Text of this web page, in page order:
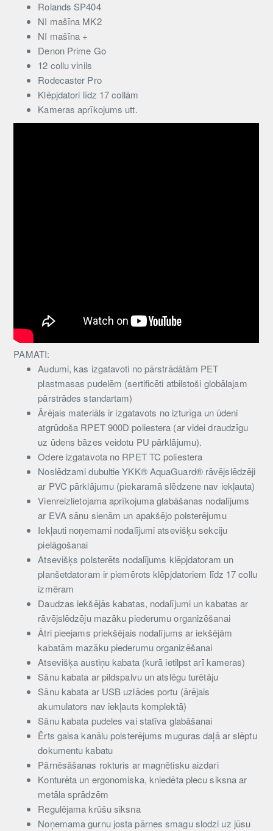
Rolands SP404
NI mašīna MK2
NI mašīna +
Denon Prime Go
12 collu vinils
Rodecaster Pro
Klēpjdatori līdz 17 collām
Kameras aprīkojums utt.
PAMATI:
Audumi, kas izgatavoti no pārstrādātām PET
plastmasas pudelēm (sertificēti atbilstoši globālajam
pārstrādes standartam)
Ārējais materiāls ir izgatavots no izturīga un ūdeni
atgrūdoša RPET 900D poliestera (ar videi draudzīgu
uz ūdens bāzes veidotu PU pārklājumu).
Odere izgatavota no RPET TC poliestera
Noslēdzami dubultie YKK® AquaGuard® rāvējslēdzēji
ar PVC pārklājumu (piekaramā slēdzene nav iekļauta)
Vienreizlietojama aprīkojuma glabāšanas nodalījums
ar EVA sānu sienām un apakšējo polsterējumu
Iekļauti noņemami nodalījumi atsevišķu sekciju
pielāgošanai
Atsevišķs polsterēts nodalījums klēpjdatoram un
planšetdatoram ir piemērots klēpjdatoriem līdz 17 collu
izmēram
Daudzas iekšējās kabatas, nodalījumi un kabatas ar
rāvējslēdzēju mazāku piederumu organizēšanai
Ātri pieejams priekšējais nodalījums ar iekšējām
kabatām mazāku piederumu organizēšanai
Atsevišķa austiņu kabata (kurā ietilpst arī kameras)
Sānu kabata ar pildspalvu un atslēgu turētāju
Sānu kabata ar USB uzlādes portu (ārējais
akumulators nav iekļauts komplektā)
Sānu kabata pudeles vai statīva glabāšanai
Ērts gaisa kanālu polsterējums muguras daļā ar slēptu
dokumentu kabatu
Pārnēsāšanas rokturis ar magnētisku aizdari
Konturēta un ergonomiska, kniedēta plecu siksna ar
metāla sprādzēm
Regulējama krūšu siksna
Noņemama gurnu josta pārnes smagu slodzi uz jūsu